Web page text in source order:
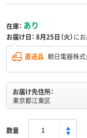
在庫： あり
お届け日： 8月25日（火）に
直送品 朝日電器株
お届け先住所：
東京都江東区
数量